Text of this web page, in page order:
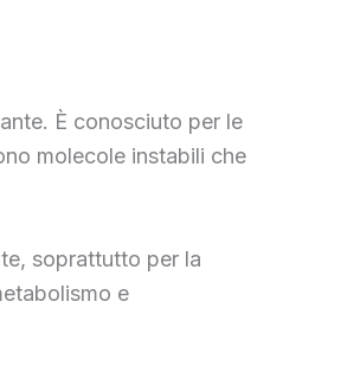
È conosciuto per le
molecole instabili che
soprattutto per la
e